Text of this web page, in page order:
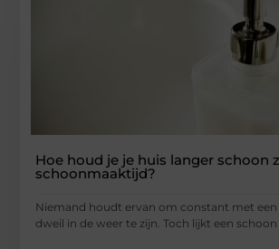
Hoe houd je je huis langer schoon
schoonmaaktijd?
Niemand houdt ervan om constant met
dweil in de weer te zijn. Toch lijkt een